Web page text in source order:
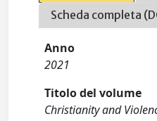
Scheda completa
Anno
2021
Titolo del volume
Christianity and